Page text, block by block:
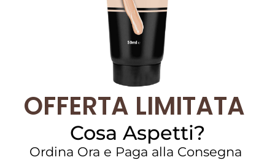
OFFERTA LIMITATA
Cosa Aspetti?
Ordina Ora e Paga alla Consegna